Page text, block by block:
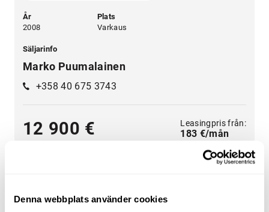
Denna webbplats använder cookies
År
2008
Plats
Varkaus
Säljarinfo
Marko Puumalainen
+358 40 675 3743
12 900 € Leasingpris från:
183 €/mån